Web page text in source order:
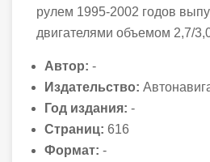
рулем 1995-2002 годов
двигателями объемом 2,7/
Автор: -
Издательство:
Год издания: -
Страниц: 616
Формат: -